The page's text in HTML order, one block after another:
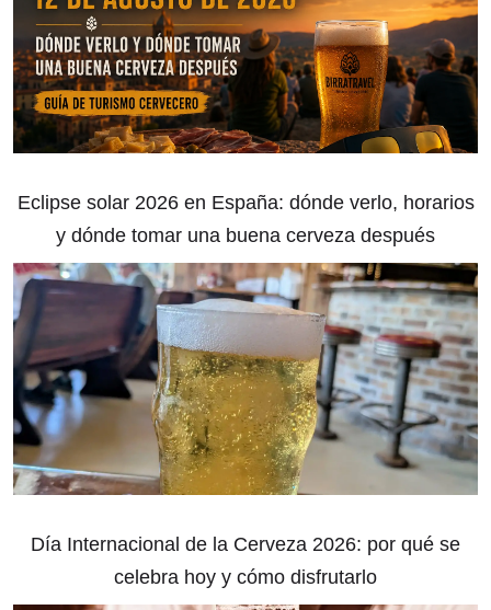
Eclipse solar 2026 en España: dónde verlo, horarios
y dónde tomar una buena cerveza después
Día Internacional de la Cerveza 2026: por qué se
celebra hoy y cómo disfrutarlo